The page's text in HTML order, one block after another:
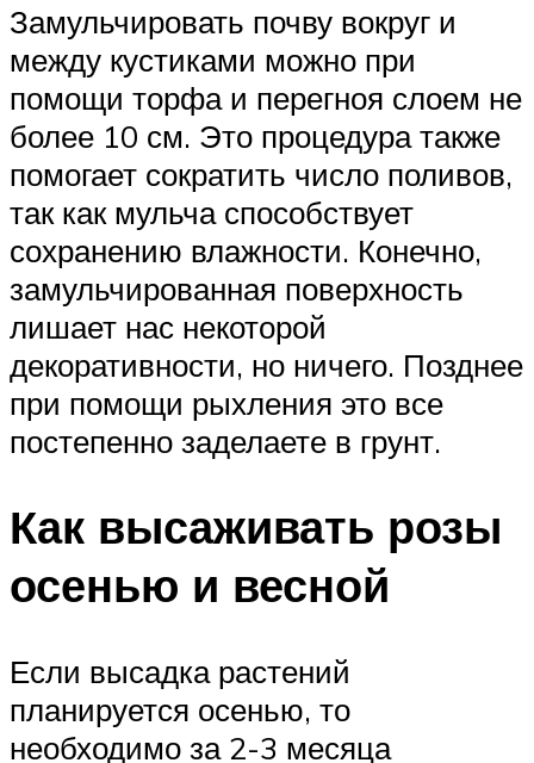
Замульчировать почву вокруг и
между кустиками можно при
помощи торфа и перегноя слоем не
более 10 см. Это процедура также
помогает сократить число поливов,
так как мульча способствует
сохранению влажности. Конечно,
замульчированная поверхность
лишает нас некоторой
декоративности, но ничего. Позднее
при помощи рыхления это все
постепенно заделаете в грунт.
Как высаживать розы
осенью и весной
Если высадка растений
планируется осенью, то
необходимо за 2-3 месяца